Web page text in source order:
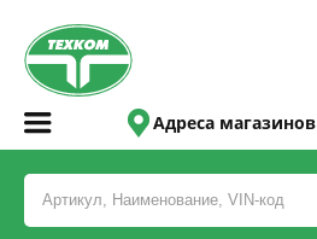
Адреса магазинов